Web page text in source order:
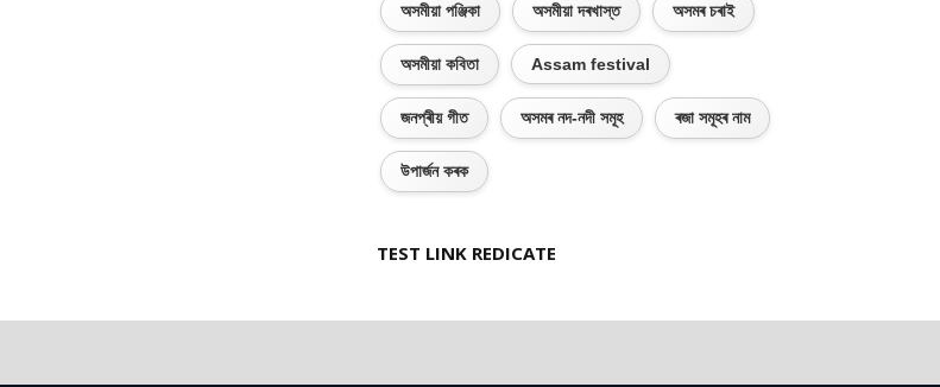
অসমীয়া পঞ্জিকা অসমীয়া দৰখাস্ত অসমৰ চৰাই
অসমীয়া কবিতা Assam festival
জনপ্ৰীয় গীত অসমৰ নদ-নদী সমূহ ৰজা সমূহৰ নাম
উপাৰ্জন কৰক
TEST LINK REDICATE